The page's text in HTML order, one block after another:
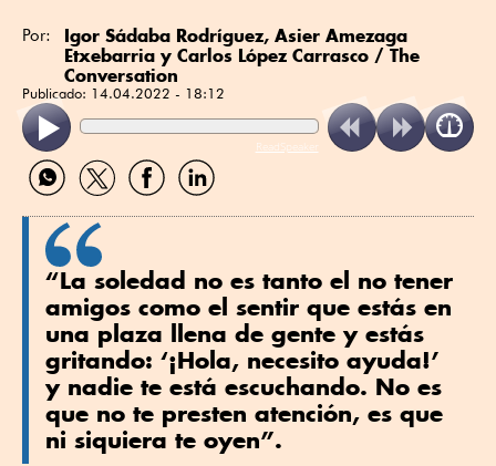
Por:
Igor Sádaba Rodríguez, Asier Amezaga
Etxebarria y Carlos López Carrasco / The
Conversation
Publicado: 14.04.2022 - 18:12
ReadSpeaker
Compartir
por
Compartir
por
Compartir
por
Compartir
por
“La soledad no es tanto el no tener
amigos como el sentir que estás en
una plaza llena de gente y estás
gritando: ‘¡Hola, necesito ayuda!’
y nadie te está escuchando. No es
que no te presten atención, es que
ni siquiera te oyen”.